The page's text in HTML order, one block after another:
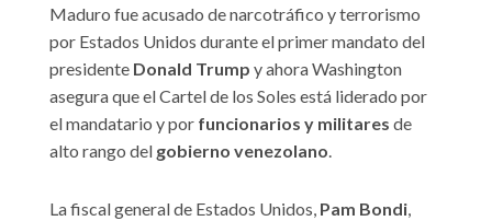
Maduro fue acusado de narcotráfico y terrorismo
por Estados Unidos durante el primer mandato del
presidente Donald Trump y ahora Washington
asegura que el Cartel de los Soles está liderado por
el mandatario y por funcionarios y militares de
alto rango del gobierno venezolano.
La fiscal general de Estados Unidos, Pam Bondi,